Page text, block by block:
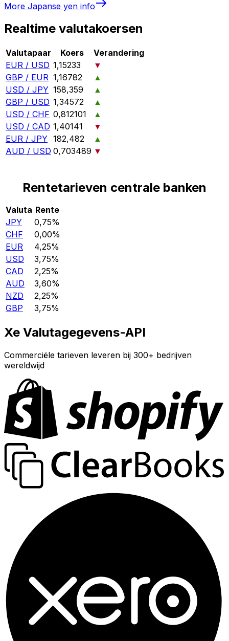
More Japanse yen info
Realtime valutakoersen
Valutapaar Koers
Verandering
EUR / USD 1,15233
▼
GBP / EUR 1,16782
▲
USD / JPY 158,359
▲
GBP / USD 1,34572
▲
USD / CHF 0,812101
▲
USD / CAD 1,40141
▼
EUR / JPY 182,482
▲
AUD / USD 0,703489 ▼
Rentetarieven centrale banken
Valuta Rente
JPY
0,75%
CHF
0,00%
EUR
4,25%
USD
3,75%
CAD
2,25%
AUD
3,60%
NZD
2,25%
GBP
3,75%
Xe Valutagegevens-API
Commerciële tarieven leveren bij 300+ bedrijven
wereldwijd